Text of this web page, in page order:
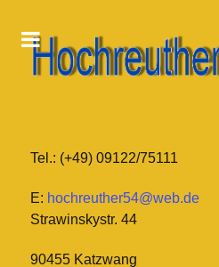
Tel.: (+49) 09122/75111
E: hochreuther54@web.de
Strawinskystr. 44
90455 Katzwang